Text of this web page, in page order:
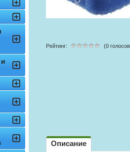
Рейтинг: (0
Описание